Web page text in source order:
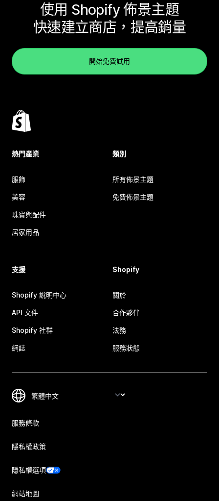
使用 Shopify 佈景主題
快速建立商店，提高銷量
開始免費試用
熱門產業
服飾
美容
珠寶與配件
居家用品
類別
所有佈景主題
免費佈景主題
支援
Shopify 說明中心
API 文件
Shopify 社群
網誌
Shopify
關於
合作夥伴
法務
服務狀態
服務條款
隱私權政策
隱私權選項
網站地圖